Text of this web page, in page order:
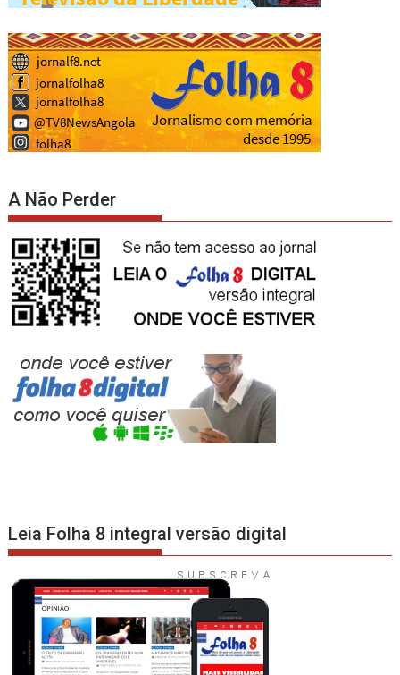
A Não Perder
Leia Folha 8 integral versão digital